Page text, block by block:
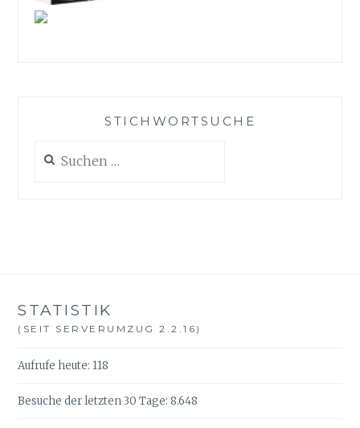
STICHWORTSUCHE
nach:
STATISTIK
(SEIT SERVERUMZUG 2.2.16)
Aufrufe heute: 118
Besuche der letzten 30 Tage:8.648